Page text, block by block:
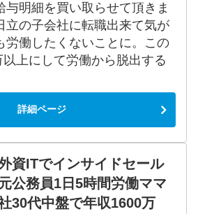
与明細を買い取らせて頂きま
立の子会社に転職出来て気が
労働したくないことに。この
上にして労働から脱出する
詳細ページ
資ITでインサイドセール
公務員1日5時間労働ママ
30代中盤で年収1600万